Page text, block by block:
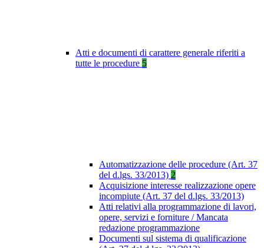
Atti e documenti di carattere generale riferiti a
tutte le procedure 5
Automatizzazione delle procedure (Art. 37
del d.lgs. 33/2013) 2
Acquisizione interesse realizzazione opere
incompiute (Art. 37 del d.lgs. 33/2013)
Atti relativi alla programmazione di lavori,
opere, servizi e forniture / Mancata
redazione programmazione
Documenti sul sistema di qualificazione